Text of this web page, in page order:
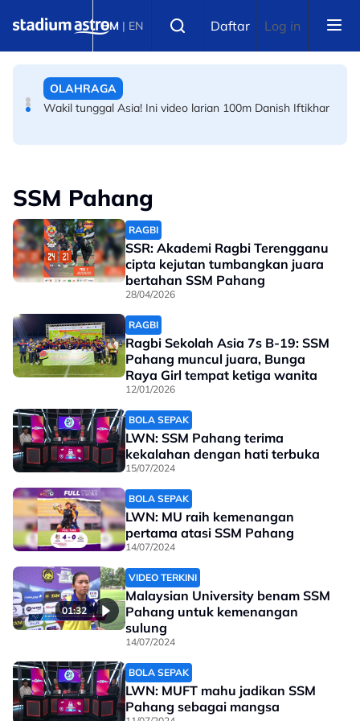
BM | EN Daftar Log in
Buku diplomasi sukan dunia bincang status Sukan
OLAHRAGA
Wakil tunggal Asia! Ini video larian 100m Danish Iftikhar
SSM Pahang
RAGBI
SSR: Akademi Ragbi Terengganu
cipta kejutan tumbangkan juara
bertahan SSM Pahang
28/04/2026
RAGBI
Ragbi Sekolah Asia 7s B-19: SSM
Pahang muncul juara, Bunga
Raya Girl tempat ketiga wanita
12/01/2026
BOLA SEPAK
LWN: SSM Pahang terima
kekalahan dengan hati terbuka
15/07/2024
BOLA SEPAK
LWN: MU raih kemenangan
pertama atasi SSM Pahang
14/07/2024
01:32
VIDEO TERKINI
Malaysian University benam SSM
Pahang untuk kemenangan
sulung
14/07/2024
BOLA SEPAK
LWN: MUFT mahu jadikan SSM
Pahang sebagai mangsa